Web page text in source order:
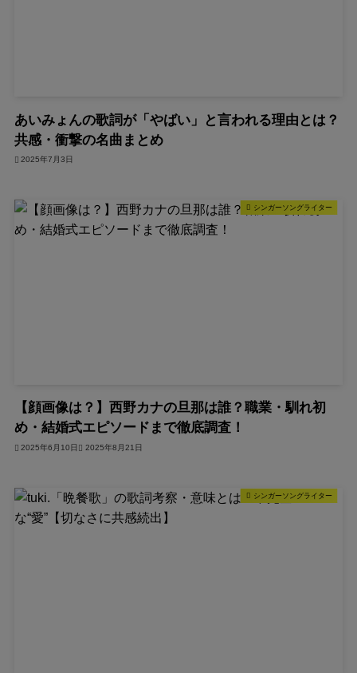
あいみょんの歌詞が「やばい」と言われる理由とは？
共感・衝撃の名曲まとめ
2025年7月3日
シンガーソングライター
【顔画像は？】西野カナの旦那は誰？職業・馴れ初
め・結婚式エピソードまで徹底調査！
2025年6月10日 2025年8月21日
シンガーソングライター